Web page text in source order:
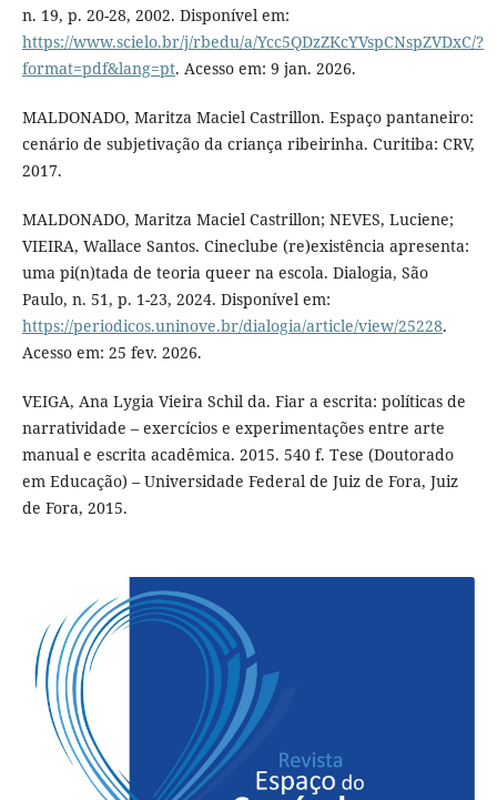
n. 19, p. 20-28, 2002. Disponível em:
https://www.scielo.br/j/rbedu/a/Ycc5QDzZKcYVspCNspZVDxC/?
format=pdf&lang=pt. Acesso em: 9 jan. 2026.
MALDONADO, Maritza Maciel Castrillon. Espaço pantaneiro:
cenário de subjetivação da criança ribeirinha. Curitiba: CRV,
2017.
MALDONADO, Maritza Maciel Castrillon; NEVES, Luciene;
VIEIRA, Wallace Santos. Cineclube (re)existência apresenta:
uma pi(n)tada de teoria queer na escola. Dialogia, São
Paulo, n. 51, p. 1-23, 2024. Disponível em:
https://periodicos.uninove.br/dialogia/article/view/25228.
Acesso em: 25 fev. 2026.
VEIGA, Ana Lygia Vieira Schil da. Fiar a escrita: políticas de
narratividade – exercícios e experimentações entre arte
manual e escrita acadêmica. 2015. 540 f. Tese (Doutorado
em Educação) – Universidade Federal de Juiz de Fora, Juiz
de Fora, 2015.